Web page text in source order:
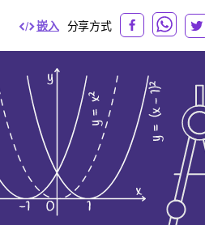
嵌入 分享方式